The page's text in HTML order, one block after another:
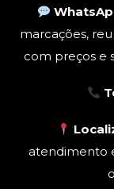
marcações,
com preços e
atendimento